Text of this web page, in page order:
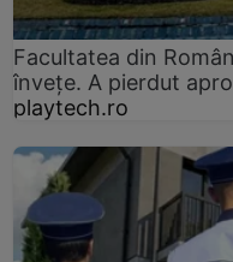
Facultatea din
înveţe. A pierdut
playtech.ro